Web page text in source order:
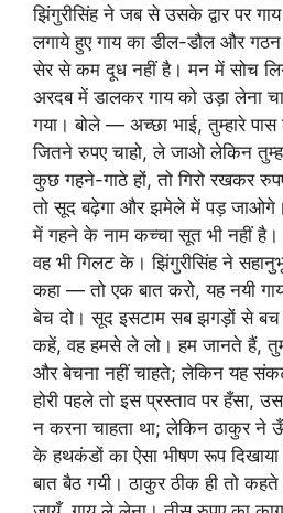
झिंगुरीसिंह ने जब से उसके द्वार पर
लगाये हुए गाय का डील-डौल और
सेर से कम दूध नहीं है। मन में सोच
अरदब में डालकर गाय को उड़ा लेना
गया। बोले — अच्छा भाई, तुम्हारे
जितने रुपए चाहो, ले जाओ लेकिन
कुछ गहने-गाठे हों, तो गिरो रखकर
तो सूद बढ़ेगा और झमेले में पड़
में गहने के नाम कच्चा सूत भी नहीं है।
वह भी गिलट के। झिंगुरीसिंह ने
कहा — तो एक बात करो, यह नयी
बेच दो। सूद इसटाम सब झगड़ों से
कहें, वह हमसे ले लो। हम जानते हैं,
और बेचना नहीं चाहते; लेकिन यह संकट
होरी पहले तो इस प्रस्ताव पर हँसा,
न करना चाहता था; लेकिन ठाकुर ने
के हथकंडों का ऐसा भीषण रूप
बात बैठ गयी। ठाकुर ठीक ही तो